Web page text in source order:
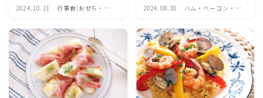
卵料理
野菜料理(ブロッコリー・カリフラワー・パプリカ・菜
の花・その他)
2024.10.21
行事食(おせち・ハ
ス・雛祭り・子供の
日・七夕等)
2024.08.30
ハム・ベーコン・ソ
チーズ料理